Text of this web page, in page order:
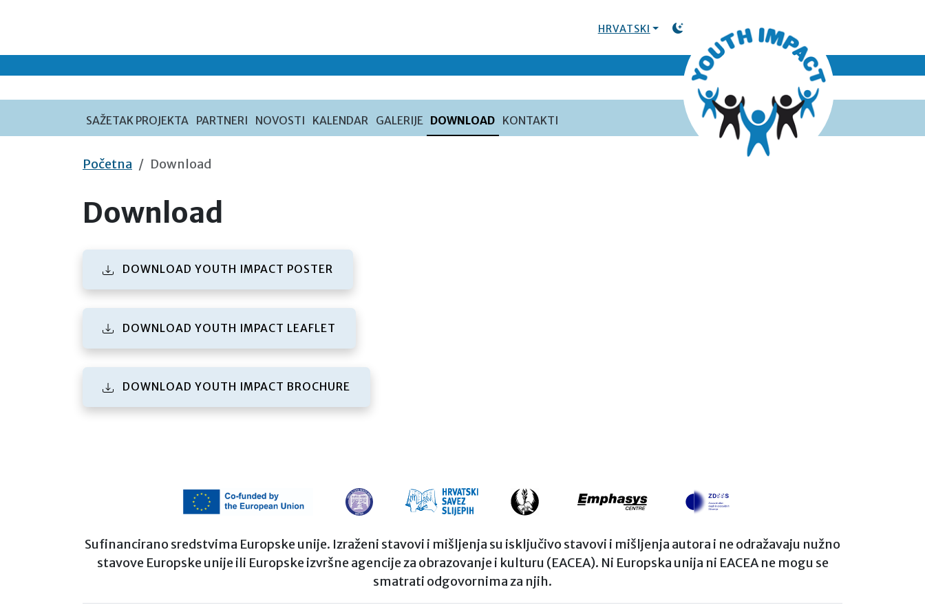
HRVATSKI
TOGGLE DARK MODE
SAŽETAK PROJEKTA PARTNERI NOVOSTI KALENDAR GALERIJE DOWNLOAD KONTAKTI
Početna Download
Download
DOWNLOAD YOUTH IMPACT POSTER
DOWNLOAD YOUTH IMPACT LEAFLET
DOWNLOAD YOUTH IMPACT BROCHURE
Sufinancirano sredstvima Europske unije. Izraženi stavovi i mišljenja su isključivo stavovi i mišljenja autora i ne odražavaju nužno
stavove Europske unije ili Europske izvršne agencije za obrazovanje i kulturu (EACEA). Ni Europska unija ni EACEA ne mogu se
smatrati odgovornima za njih.